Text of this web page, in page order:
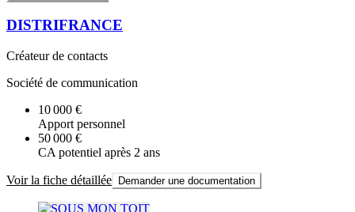
DISTRIFRANCE
Créateur de contacts
Société de communication
10 000 €
Apport personnel
50 000 €
CA potentiel après 2 ans
Voir la fiche détaillée Demander une documentation